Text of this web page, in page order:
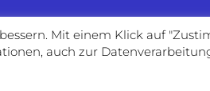
Mit einem Klick auf
auch zur